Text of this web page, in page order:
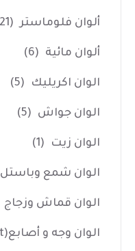
ألوان فلوماستر (21)
ألوان مائية (6)
الوان اكريليك (5)
الوان جواش (5)
الوان زيت (1)
الوان شمع وباستل
الوان قماش وزجاج
الوان وجه و أصابع(finger &face paint)